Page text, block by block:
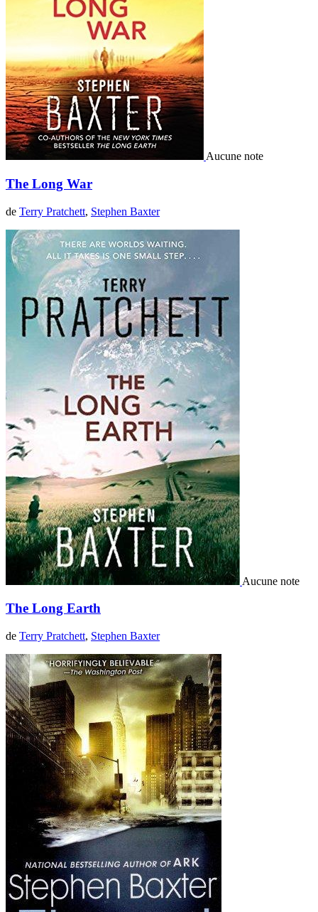
Aucune note
The Long War
de Terry Pratchett, Stephen Baxter
Aucune note
The Long Earth
de Terry Pratchett, Stephen Baxter